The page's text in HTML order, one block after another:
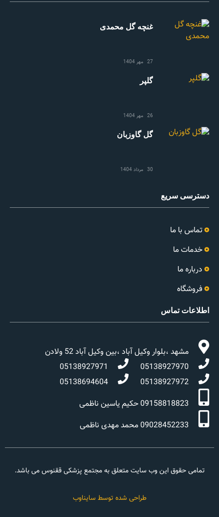
غنچه گل محمدی
27 مهر 1404
گلپر
26 مهر 1404
گل گاوزبان
30 مرداد 1404
دسترسی سریع
تماس با ما
خدمات ما
درباره ما
فروشگاه
اطلاعات تماس
مشهد ،بلوار وکیل آباد ،بین وکیل آباد 52 ولادن
05138927970
05138927971
05138927972
05138694604
09158818823 حکیم یاسین ناظمی
09028452233 محمد مهدی ناظمی
تمامی حقوق این وب سایت متعلق به مجتمع پزشکی ققنوس می باشد.
طراحی شده توسط سایناوب